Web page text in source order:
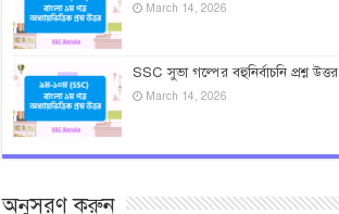
March 14, 2026
SSC সুভা গল্পের বহুনির্বাচনি প্রশ্ন উত্তর
March 14, 2026
অনুসরণ করুন